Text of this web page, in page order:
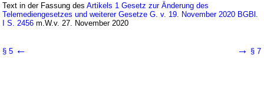
Text in der Fassung desArtikels 1 Gesetz zur Änderung des
Telemediengesetzes und weiterer Gesetze G. v. 19. November 2020 BGBl.
I S. 2456 m.W.v. 27. November 2020
§ 5 ← → § 7